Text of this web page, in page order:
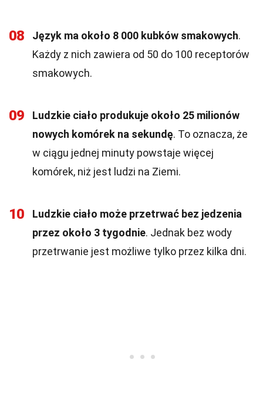
08 Język ma około 8 000 kubków smakowych.
Każdy z nich zawiera od 50 do 100 receptorów
smakowych.
09
Ludzkie ciało produkuje około 25 milionów
nowych komórek na sekundę. To oznacza, że
w ciągu jednej minuty powstaje więcej
komórek, niż jest ludzi na Ziemi.
10
Ludzkie ciało może przetrwać bez jedzenia
przez około 3 tygodnie. Jednak bez wody
przetrwanie jest możliwe tylko przez kilka dni.